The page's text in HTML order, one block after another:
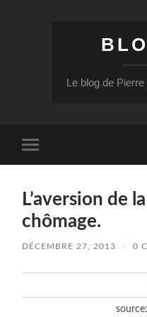
Le blog de
mobile
L’aversion de
chômage.
DÉCEMBRE 27, 2013 / 0